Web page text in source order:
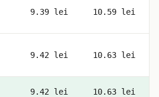
9.39 lei 10.59 lei
9.42 lei 10.63 lei
9.42 lei 10.63 lei